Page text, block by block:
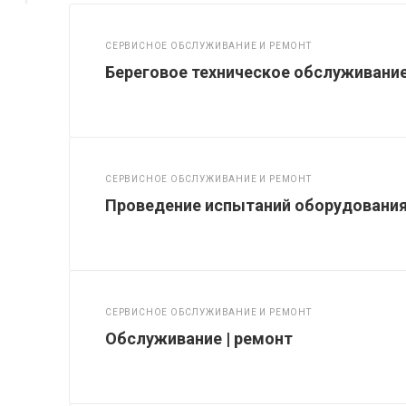
СЕРВИСНОЕ ОБСЛУЖИВАНИЕ И РЕМОНТ
Береговое техническое
СЕРВИСНОЕ ОБСЛУЖИВАНИЕ И РЕМОНТ
Проведение испытаний оборудования
СЕРВИСНОЕ ОБСЛУЖИВАНИЕ И РЕМОНТ
Обслуживание | ремонт